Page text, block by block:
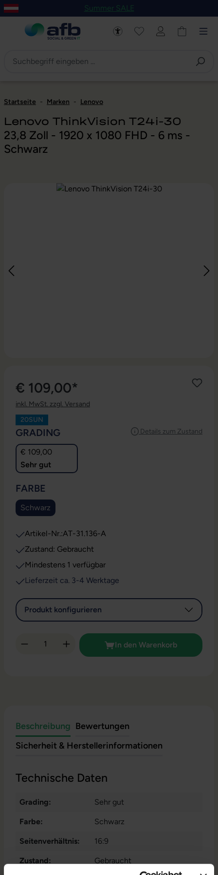
Hauptinhalt springen
Zur Navigation der B2B-Plattform springen
Summer SALE
Startseite - Marken - Lenovo
Lenovo ThinkVision T24i-30
23,8 Zoll - 1920 x 1080 FHD - 6 ms -
Schwarz
Bildergalerie überspringen
€ 109,00*
inkl. MwSt. zzgl. Versand
20SUN
Details zum Zustand
GRADING
€ 109,00
Sehr gut
FARBE
Schwarz
Artikel-Nr.:AT-31.136-A
Zustand: Gebraucht
Mindestens 1 verfügbar
Lieferzeit ca. 3-4 Werktage
Produkt konfigurieren
Produkt Anzahl: Gib den gewünschten
In den Warenkorb
Beschreibung Bewertungen
Sicherheit & Herstellerinformationen
Technische Daten
Grading: Sehr gut
Farbe: Schwarz
Seitenverhältnis: 16:9
Zustand: Gebraucht